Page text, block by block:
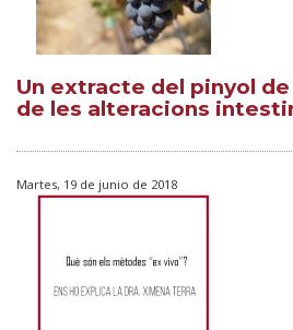
Un extracte del pinyol
de les alteracions
Martes, 19 de junio de 2018